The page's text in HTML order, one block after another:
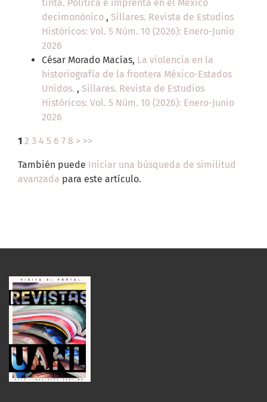
tinta. Política e imprenta en el México
decimonónico , Sillares. Revista de Estudios
Históricos: Vol. 5 Núm. 10 (2026): Enero-Junio
2026
César Morado Macías, La violencia en la
historiografía de la frontera México-Estados
Unidos. , Sillares. Revista de Estudios
Históricos: Vol. 5 Núm. 10 (2026): Enero-Junio
2026
1 2 3 4 5 6 7 8 > >>
También puede Iniciar una búsqueda de similitud
avanzada para este artículo.